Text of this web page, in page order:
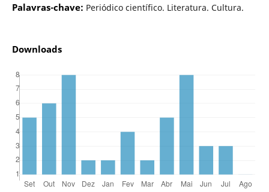
Palavras-chave: Periódico científico. Literatura. Cultura.
Downloads